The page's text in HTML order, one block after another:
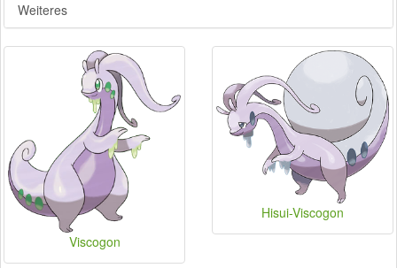
Weiteres
Viscogon
Hisui-Viscogon